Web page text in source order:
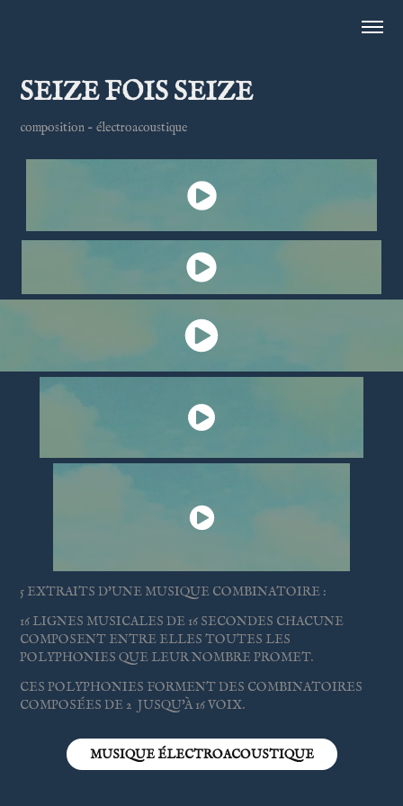
SEIZE FOIS SEIZE
composition - électroacoustique
5 EXTRAITS D'UNE MUSIQUE COMBINATOIRE :
16 LIGNES MUSICALES DE 16 SECONDES CHACUNE
COMPOSENT ENTRE ELLES TOUTES LES
POLYPHONIES QUE LEUR NOMBRE PROMET.
CES POLYPHONIES FORMENT DES COMBINATOIRES
COMPOSÉES DE 2 JUSQU'À 16 VOIX.
MUSIQUE ÉLECTROACOUSTIQUE